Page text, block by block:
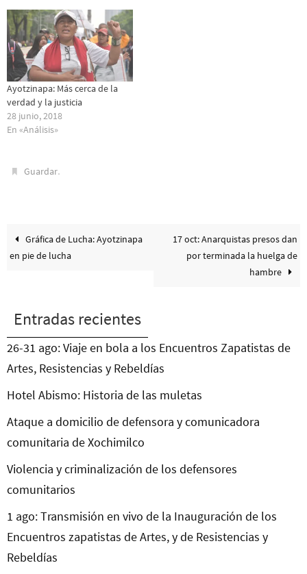
Ayotzinapa: Más cerca de la
verdad y la justicia
28 junio, 2018
En «Análisis»
Guardar.
Gráfica de Lucha: Ayotzinapa
en pie de lucha
17 oct: Anarquistas presos dan
por terminada la huelga de
hambre
Entradas recientes
26-31 ago: Viaje en bola a los Encuentros Zapatistas de
Artes, Resistencias y Rebeldías
Hotel Abismo: Historia de las muletas
Ataque a domicilio de defensora y comunicadora
comunitaria de Xochimilco
Violencia y criminalización de los defensores
comunitarios
1 ago: Transmisión en vivo de la Inauguración de los
Encuentros zapatistas de Artes, y de Resistencias y
Rebeldías